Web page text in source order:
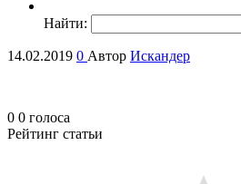
Найти:
14.02.2019 0 Автор Искандер
0 0 голоса
Рейтинг статьи